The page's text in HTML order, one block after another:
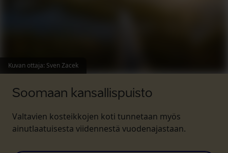
Kuvan ottaja: Sven Zacek
Soomaan kansallispuisto
Valtavien kosteikkojen koti tunnetaan myös
ainutlaatuisesta viidennestä vuodenajastaan.